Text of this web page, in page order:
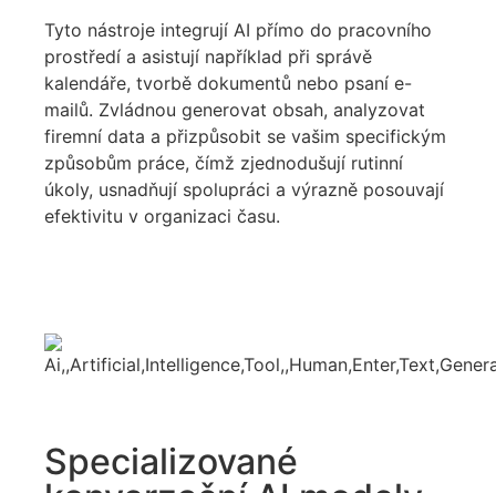
Tyto nástroje integrují AI přímo do pracovního
prostředí a asistují například při správě
kalendáře, tvorbě dokumentů nebo psaní e-
mailů. Zvládnou generovat obsah, analyzovat
firemní data a přizpůsobit se vašim specifickým
způsobům práce, čímž zjednodušují rutinní
úkoly, usnadňují spolupráci a výrazně posouvají
efektivitu v organizaci času.
Specializované